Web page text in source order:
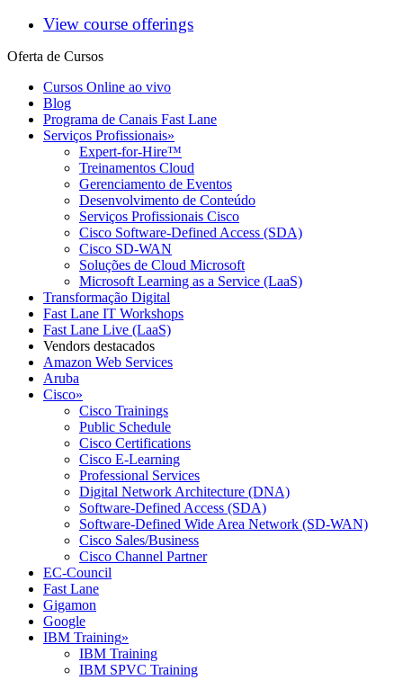
View course offerings
Oferta de Cursos
Cursos Online ao vivo
Blog
Programa de Canais Fast Lane
Serviços Profissionais»
Expert-for-Hire™
Treinamentos Cloud
Gerenciamento de Eventos
Desenvolvimento de Conteúdo
Serviços Profissionais Cisco
Cisco Software-Defined Access (SDA)
Cisco SD-WAN
Soluções de Cloud Microsoft
Microsoft Learning as a Service (LaaS)
Transformação Digital
Fast Lane IT Workshops
Fast Lane Live (LaaS)
Vendors destacados
Amazon Web Services
Aruba
Cisco»
Cisco Trainings
Public Schedule
Cisco Certifications
Cisco E-Learning
Professional Services
Digital Network Architecture (DNA)
Software-Defined Access (SDA)
Software-Defined Wide Area Network (SD-WAN)
Cisco Sales/Business
Cisco Channel Partner
EC-Council
Fast Lane
Gigamon
Google
IBM Training»
IBM Training
IBM SPVC Training